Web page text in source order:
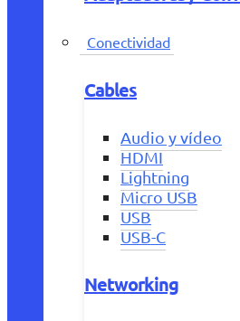
Conectividad
Cables
Audio y vídeo
HDMI
Lightning
Micro USB
USB
USB-C
Networking